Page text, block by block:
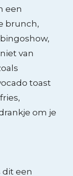
een
brunch,
van
toast
om je
dit een